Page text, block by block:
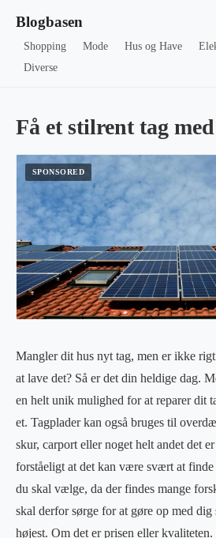
Blogbasen
Shopping Mode Hus og Have
Diverse
Få et stilrent tag
Mangler dit hus nyt tag, men er ikke
at lave det? Så er det din heldige dag.
en helt unik mulighed for at reparer dit
et. Tagplader kan også bruges til
skur, carport eller noget helt andet det
forståeligt at det kan være svært at
du skal vælge, da der findes mange
skal derfor sørge for at gøre op med
højest. Om det er prisen eller